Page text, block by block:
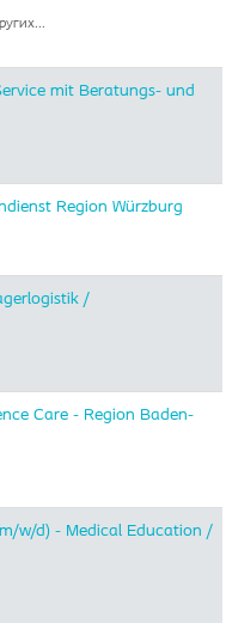
mit Beratungs- und
Region Würzburg
/
Care - Region Baden-
w/d) - Medical Education /